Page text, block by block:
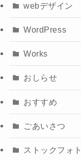
webデザイン
WordPress
Works
おしらせ
おすすめ
ごあいさつ
ストックフォト